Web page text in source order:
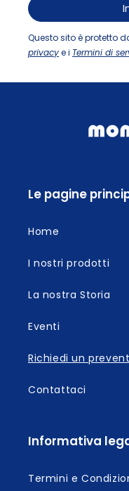
Questo sito è protetto
privacye i Termini di
Le pagine
Home
I nostri prodotti
La nostra Storia
Eventi
Richiedi un
Contattaci
Informativa
Termini e